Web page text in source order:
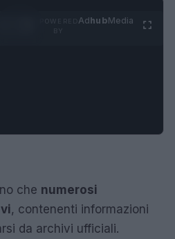
AdhubMedia
che numerosi
, contenenti informazioni
da archivi ufficiali.